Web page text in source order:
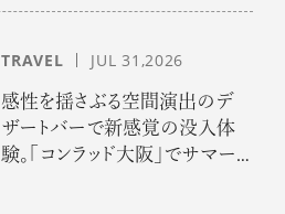
TRAVEL JUL 31,2026
感性を揺さぶる空間演出のデ
ザートバーで新感覚の没入体
験。「コンラッド大阪」でサマー